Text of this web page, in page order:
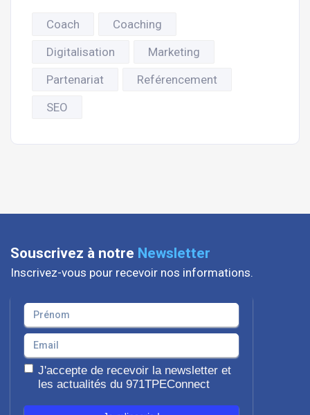
Coach
Coaching
Digitalisation
Marketing
Partenariat
Reférencement
SEO
Souscrivez à notre Newsletter
Inscrivez-vous pour recevoir nos informations.
J'accepte de recevoir la newsletter et
les actualités du 971TPEConnect